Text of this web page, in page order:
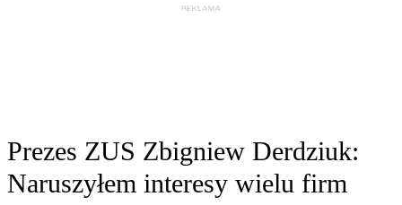
Prezes ZUS Zbigniew Derdziuk:
Naruszyłem interesy wielu firm